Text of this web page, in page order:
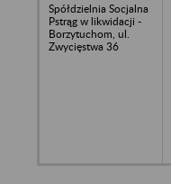
Spółdzielnia Socjalna
Pstrąg w likwidacji -
Borzytuchom, ul.
Zwycięstwa 36